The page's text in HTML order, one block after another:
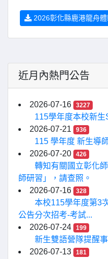
2026彰化縣鹿港龍舟
近月內熱門公告
2026-07-16 3227
115學年度本校新生
2026-07-21
936
115 學年度 新生導
2026-07-20
426
轉知有關國立彰化
師研習」，請查照。
2026-07-16
328
本校115學年度第3
公告分次招考-考試...
2026-07-24
199
新生雙語營隊提醒
2026-07-13
181